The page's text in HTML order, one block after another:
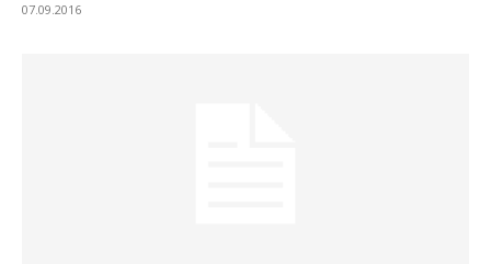
07.09.2016